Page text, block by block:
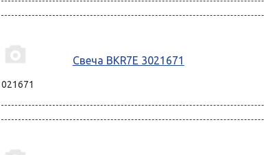
Свеча BKR7E 3021671